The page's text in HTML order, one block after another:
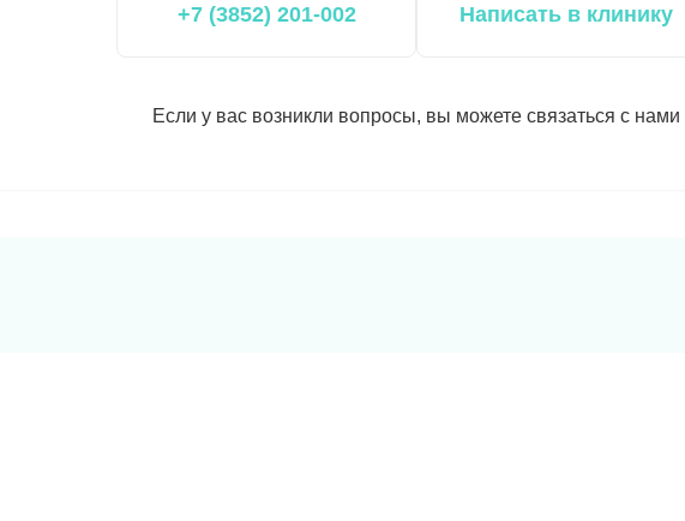
+7 (3852) 201-002 Написать в клинику
Если у вас возникли вопросы, вы можете связаться с нами